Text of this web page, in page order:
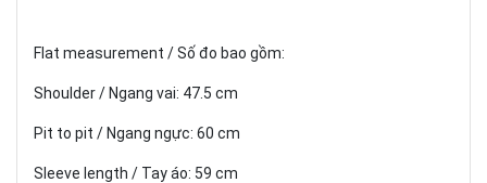
Flat measurement / Số đo bao gồm:
Shoulder / Ngang vai: 47.5 cm
Pit to pit / Ngang ngực: 60 cm
Sleeve length / Tay áo: 59 cm